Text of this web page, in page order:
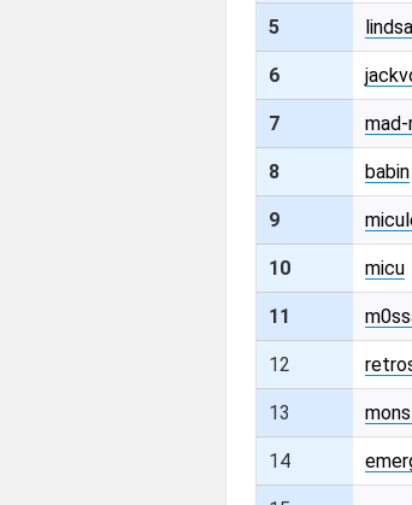
5
6
7
8 babin
9
10 micu
11
12
13
14